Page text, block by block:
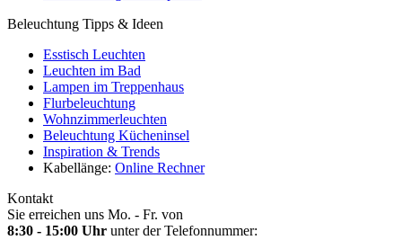
Beleuchtung Tipps & Ideen
Esstisch Leuchten
Leuchten im Bad
Lampen im Treppenhaus
Flurbeleuchtung
Wohnzimmerleuchten
Beleuchtung Kücheninsel
Inspiration & Trends
Kabellänge: Online Rechner
Kontakt
Sie erreichen uns Mo. - Fr. von
8:30 - 15:00 Uhr unter der Telefonnummer: